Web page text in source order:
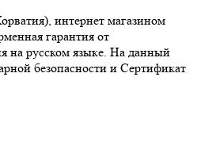
интернет магазином
гарантия от
на русском языке. На данный
безопасности и Сертификат